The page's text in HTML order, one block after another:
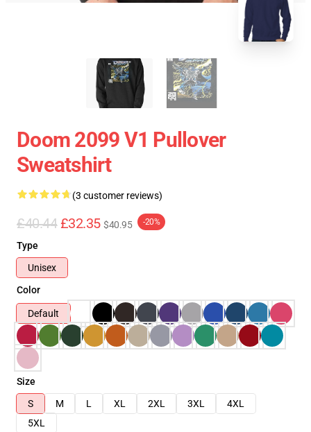
Doom 2099 V1 Pullover
Sweatshirt
(3 customer reviews)
£40.44 £32.35 $40.95 -20%
Type
Unisex
Color
Default
Size
S
M L XL 2XL 3XL
4XL
5XL